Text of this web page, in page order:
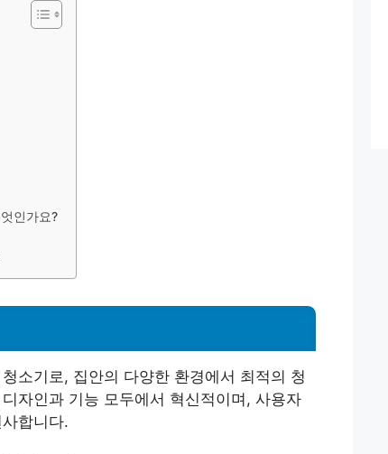
인가요?
소기로, 집안의 다양한 환경에서 최적의 청
자인과 기능 모두에서 혁신적이며, 사용자
합니다.